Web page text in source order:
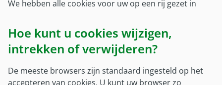
Verzekeringsreglement
Afwijkende regelingen vergoedingen
Contactpersonen
Brochures en formulieren
Brochures en formulieren
Mijn SZVK-app
We hebben alle cookies voor uw op een rij gezet in
Hoe kunt u cookies wijzigen,
intrekken of verwijderen?
De meeste browsers zijn standaard ingesteld op het
accepteren van cookies. U kunt uw browser zo